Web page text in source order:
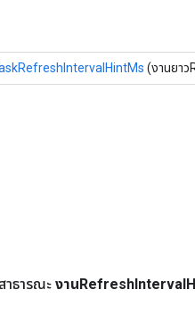
(งานยา
สาธารณะ งานRefreshInterval